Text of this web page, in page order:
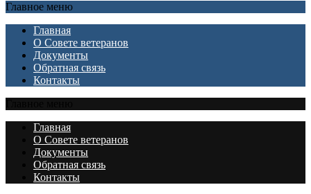
Главное меню
Главная
О Совете ветеранов
Документы
Обратная связь
Контакты
Главная
О Совете ветеранов
Документы
Обратная связь
Контакты